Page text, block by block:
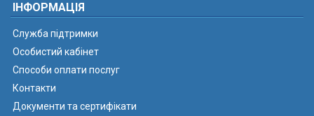
ІНФОРМАЦІЯ
Служба підтримки
Особистий кабінет
Способи оплати послуг
Контакти
Документи та сертифікати